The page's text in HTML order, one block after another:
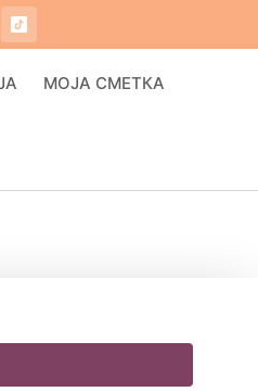
МОЈА СМЕТКА